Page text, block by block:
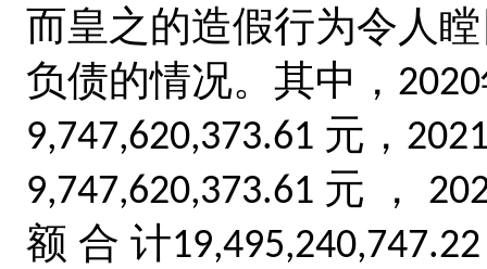
而皇之的造假行为令人
负债的情况。其中， 2020
9,747,620,373.61 元，
9,747,620,373.61 元 ，
额 合 计